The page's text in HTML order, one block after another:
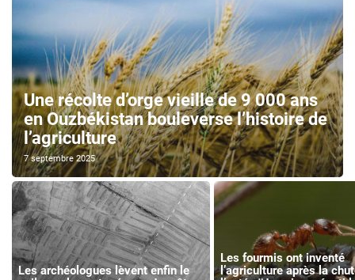
Une récolte d’orge vieille de 9 000 ans
en Ouzbékistan bouleverse l’histoire de
l’agriculture
7 septembre 2025
Les archéologues lèvent enfin le
Les fourmis ont inventé
l’agriculture après la